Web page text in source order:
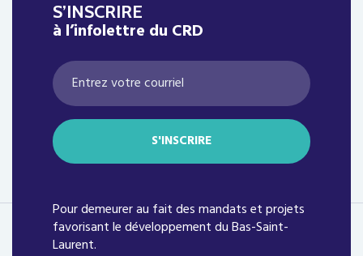
S’INSCRIRE
à l’infolettre du CRD
Pour demeurer au fait des mandats et projets
favorisant le développement du Bas-Saint-
Laurent.